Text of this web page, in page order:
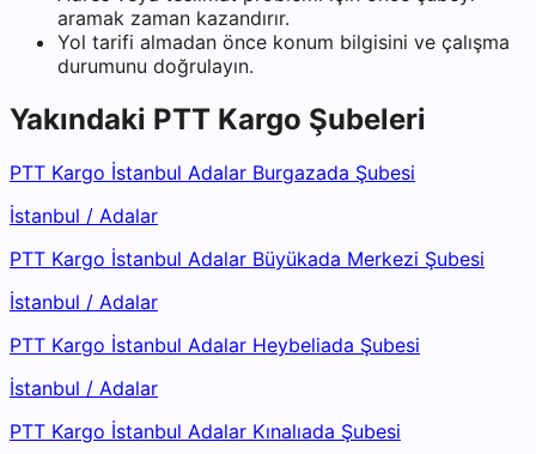
aramak zaman kazandırır.
Yol tarifi almadan önce konum bilgisini ve çalışma
durumunu doğrulayın.
Yakındaki PTT Kargo Şubeleri
PTT Kargo İstanbul Adalar Burgazada Şubesi
İstanbul / Adalar
PTT Kargo İstanbul Adalar Büyükada Merkezi Şubesi
İstanbul / Adalar
PTT Kargo İstanbul Adalar Heybeliada Şubesi
İstanbul / Adalar
PTT Kargo İstanbul Adalar Kınalıada Şubesi